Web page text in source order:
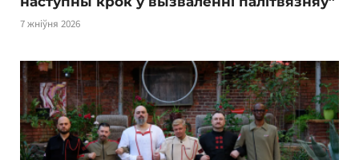
7 жніўня 2026